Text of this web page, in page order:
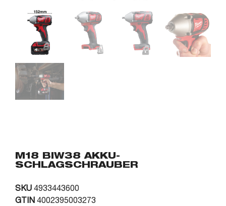
M18 BIW38 AKKU-
SCHLAGSCHRAUBER
SKU 4933443600
GTIN 4002395003273